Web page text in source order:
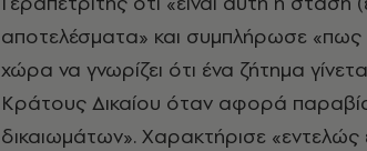
αποτελέσματα» και συμπλήρωσε «πως
χώρα να γνωρίζει ότι ένα ζήτημα
Κράτους Δικαίου όταν αφορά
δικαιωμάτων». Χαρακτήρισε